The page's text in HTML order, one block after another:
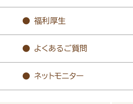
福利厚生
よくあるご質問
ネットモニター